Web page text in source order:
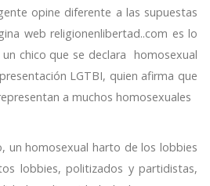
opine diferente a las supuestas
web religionenlibertad..com es lo
chico que se declara homosexual
LGTBI, quien afirma que
a muchos homosexuales
un homosexual harto de los lobbies
lobbies, politizados y partidistas,